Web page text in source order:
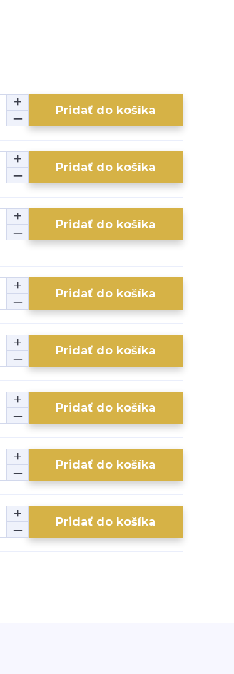
Pridať do košíka
Pridať do košíka
Pridať do košíka
Pridať do košíka
Pridať do košíka
Pridať do košíka
Pridať do košíka
Pridať do košíka